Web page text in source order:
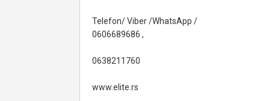
Telefon/ Viber /WhatsApp /
0606689686 ,
0638211760
www.elite.rs